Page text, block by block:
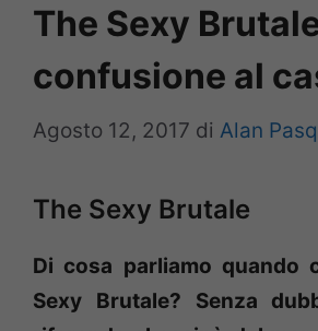
The Sexy
confusione al
Agosto 12, 2017 di Alan
The Sexy Brutale
Di cosa parliamo quando
Sexy Brutale? Senza